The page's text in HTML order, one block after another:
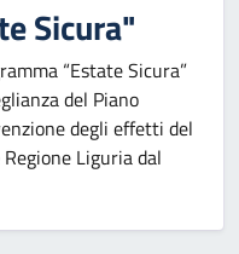
Sicura"
“Estate Sicura”
del Piano
degli effetti del
Liguria dal